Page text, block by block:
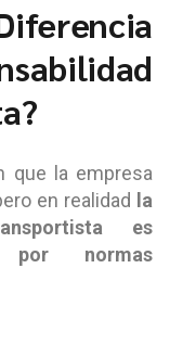
que la empresa
en realidad
la
es
normas